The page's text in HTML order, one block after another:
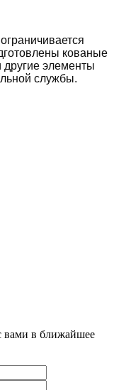
кованые
другие элементы
службы.
вами в ближайшее